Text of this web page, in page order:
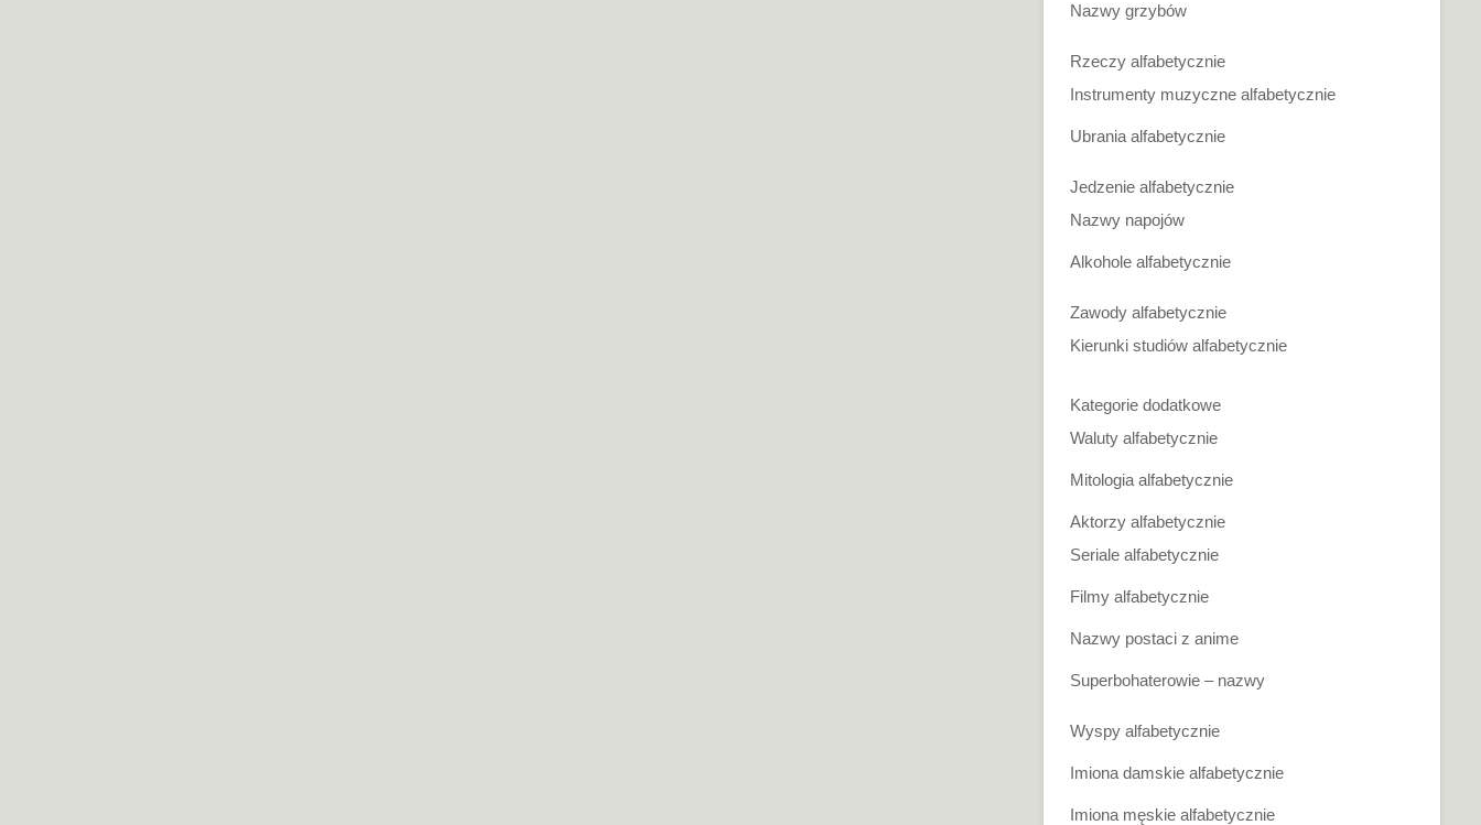
Nazwy grzybów
Rzeczy alfabetycznie
Instrumenty muzyczne alfabetycznie
Ubrania alfabetycznie
Jedzenie alfabetycznie
Nazwy napojów
Alkohole alfabetycznie
Zawody alfabetycznie
Kierunki studiów alfabetycznie
Kategorie dodatkowe
Waluty alfabetycznie
Mitologia alfabetycznie
Aktorzy alfabetycznie
Seriale alfabetycznie
Filmy alfabetycznie
Nazwy postaci z anime
Superbohaterowie – nazwy
Wyspy alfabetycznie
Imiona damskie alfabetycznie
Imiona męskie alfabetycznie